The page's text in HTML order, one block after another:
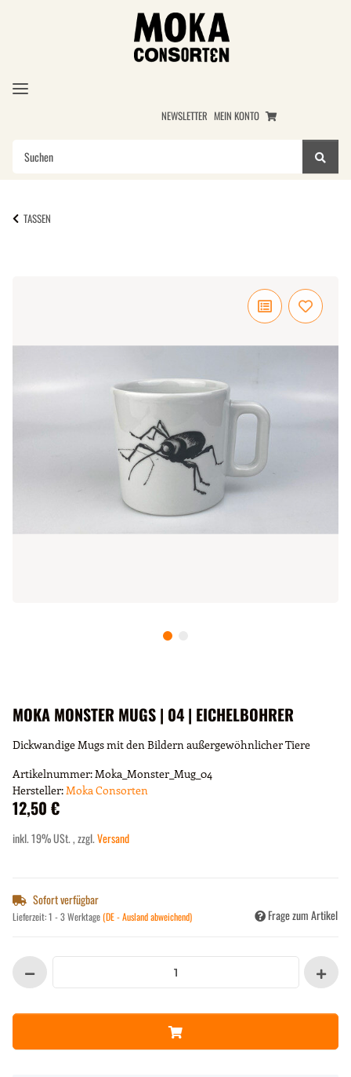
NEWSLETTER MEIN KONTO
TASSEN
MOKA MONSTER MUGS | 04 | EICHELBOHRER
Dickwandige Mugs mit den Bildern außergewöhnlicher Tiere
Artikelnummer:Moka_Monster_Mug_04
Hersteller:Moka Consorten
12,50 €
inkl. 19% USt. , zzgl.Versand
Sofort verfügbar
Lieferzeit:1 - 3 Werktage(DE - Ausland abweichend) Frage zum Artikel